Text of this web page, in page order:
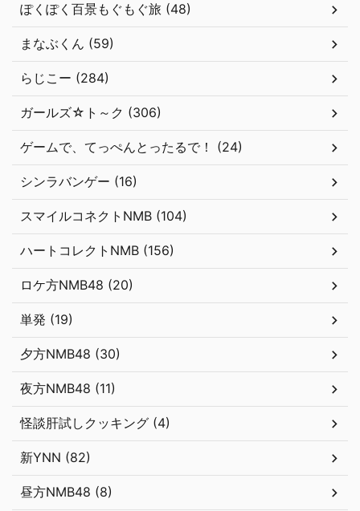
ぽくぽく百景もぐもぐ旅 (48)
まなぶくん (59)
らじこー (284)
ガールズ☆ト～ク (306)
ゲームで、てっぺんとったるで！ (24)
シンラバンゲー (16)
スマイルコネクトNMB (104)
ハートコレクトNMB (156)
ロケ方NMB48 (20)
単発 (19)
夕方NMB48 (30)
夜方NMB48 (11)
怪談肝試しクッキング (4)
新YNN (82)
昼方NMB48 (8)